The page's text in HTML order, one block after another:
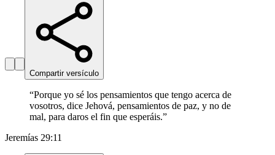
Compartir versículo
“Porque yo sé los pensamientos que tengo acerca de
vosotros, dice Jehová, pensamientos de paz, y no de
mal, para daros el fin que esperáis.”
Jeremías 29:11